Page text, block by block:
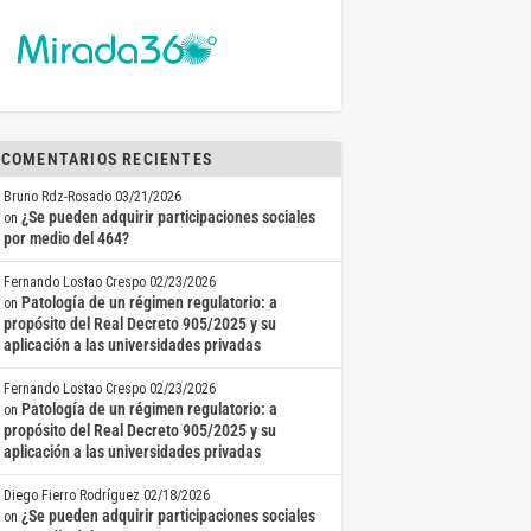
COMENTARIOS RECIENTES
Bruno Rdz-Rosado 03/21/2026
on ¿Se pueden adquirir participaciones sociales
por medio del 464?
Fernando Lostao Crespo 02/23/2026
on Patología de un régimen regulatorio: a
propósito del Real Decreto 905/2025 y su
aplicación a las universidades privadas
Fernando Lostao Crespo 02/23/2026
on Patología de un régimen regulatorio: a
propósito del Real Decreto 905/2025 y su
aplicación a las universidades privadas
Diego Fierro Rodríguez 02/18/2026
on ¿Se pueden adquirir participaciones sociales